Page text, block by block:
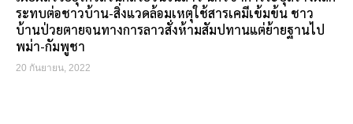
ระทบต่อชาวบ้าน-สิ่งแวดล้อมเหตุใช้สารเคมีเข้มข้น ชาว
บ้านป่วยตายจนทางการลาวสั่งห้ามสัมปทานแต่ย้ายฐานไป
พม่า-กัมพูชา
20 กันยายน, 2022